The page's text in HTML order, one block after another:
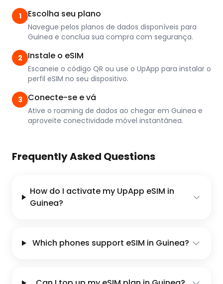
1 Escolha seu plano
Navegue pelos planos de dados disponíveis para
Guinea e conclua sua compra com segurança.
2 Instale o eSIM
Escaneie o código QR ou use o UpApp para instalar o
perfil eSIM no seu dispositivo.
3 Conecte-se e vá
Ative o roaming de dados ao chegar em Guinea e
aproveite conectividade móvel instantânea.
Frequently Asked Questions
How do I activate my UpApp eSIM in
Guinea?
Which phones support eSIM in Guinea?